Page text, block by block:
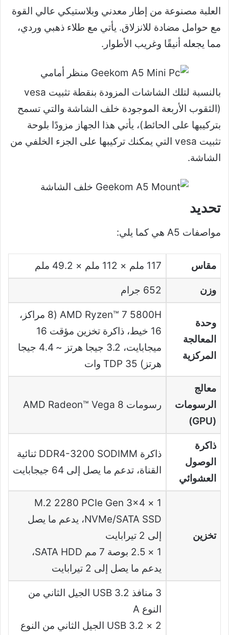
العلبة مصنوعة من إطار معدني وبلاستيكي عالي القوة
مع حوامل مضادة للانزلاق. يأتي مع طلاء ذهبي وردي،
مما يجعله أنيقًا وغريب الأطوار.
بالنسبة لتلك الشاشات المزودة بنقطة تثبيت vesa
(الثقوب الأربعة الموجودة خلف الشاشة والتي تسمح
بتركيبها على الحائط)، يأتي هذا الجهاز مزودًا بلوحة
تثبيت vesa التي يمكنك تركيبها على الجزء الخلفي من
الشاشة.
تحديد
مواصفات A5 هي كما يلي:
مقاس 117 ملم × 112 ملم × 49.2 ملم
وزن 652 جرام
وحدة
المعالجة
المركزية
AMD Ryzen™ 7 5800H (8 مراكز،
16 خيط، ذاكرة تخزين مؤقت 16
ميجابايت، 3.2 جيجا هرتز ~ 4.4 جيجا
هرتز) TDP 35 وات
معالج
الرسومات
(GPU)
رسومات AMD Radeon™ Vega 8
ذاكرة
الوصول
العشوائي
ذاكرة DDR4-3200 SODIMM ثنائية
القناة، تدعم ما يصل إلى 64 جيجابايت
تخزين
1 × M.2 2280 PCIe Gen 3×4
NVMe/SATA SSD، يدعم ما يصل
إلى 2 تيرابايت
1 × 2.5 بوصة 7 مم SATA HDD،
يدعم ما يصل إلى 2 تيرابايت
3 منافذ USB 3.2 الجيل الثاني من
النوع A
2 × USB 3.2 الجيل الثاني من النوع